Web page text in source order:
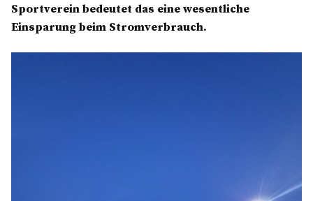
Sportverein bedeutet das eine wesentliche
Einsparung beim Stromverbrauch.